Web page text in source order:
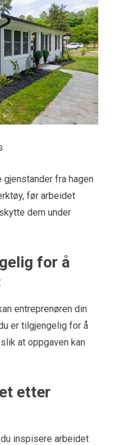
fra hagen
før arbeidet
dem under
for å
entreprenøren din
er tilgjengelig for å
at oppgaven kan
etter
inspisere arbeidet